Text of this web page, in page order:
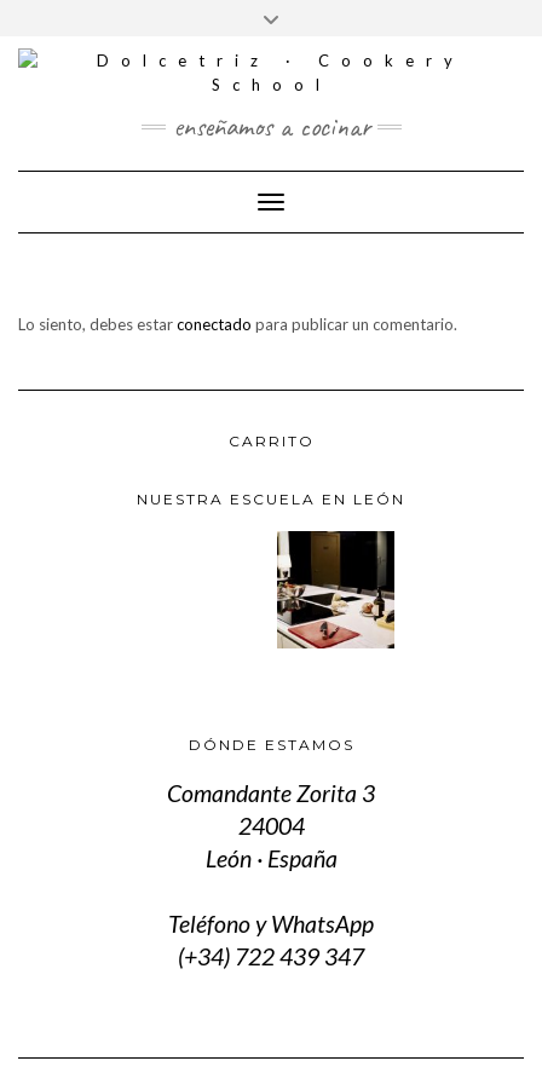
contenido
SOCIALES
Alternar
cabecera
enseñamos a cocinar
Cambiar modo de navegación
Lo siento, debes estarconectado para publicar un comentario.
CARRITO
NUESTRA ESCUELA EN LEÓN
DÓNDE ESTAMOS
Comandante Zorita 3
24004
León · España
Teléfono y WhatsApp
(+34) 722 439 347